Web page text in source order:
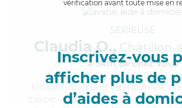
vérification avant toute mise en
Inscrivez-vous
afficher plus de
d’aides à
SÉRIEUSE
Claudia O., Châtillon-
à 5km de chez Vous
, flexible et attentionnée,
d'expérience et possède un diplôme